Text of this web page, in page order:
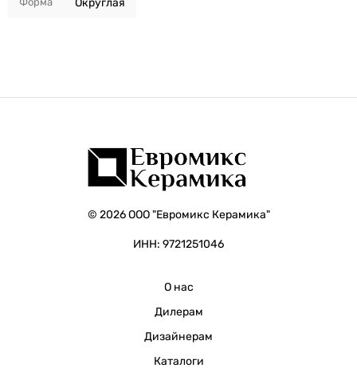
Округлая
© 2026 ООО "Евромикс Керамика"
ИНН: 9721251046
О нас
Дилерам
Дизайнерам
Каталоги